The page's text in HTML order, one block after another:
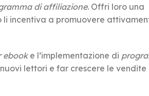
di affiliazione. Offri loro una
incentiva a promuovere
ebooke l’implementazione di
lettori e far crescere le vendite